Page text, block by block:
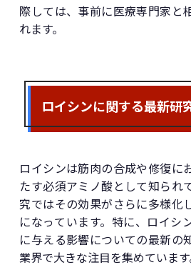
際しては、事前に医療専門家と
れます。
ロイシンに関する最新研
ロイシンは筋肉の合成や修復に
たす必須アミノ酸として知られ
究ではその効果がさらに多様化
になっています。特に、ロイシ
に与える影響についての最新の
業界で大きな注目を集めています